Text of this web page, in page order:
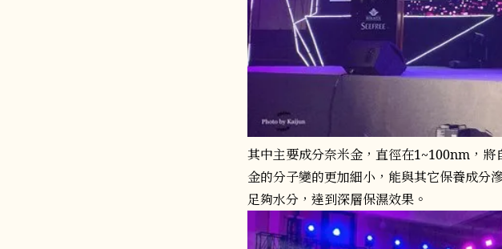
其中主要成分奈米金，直徑在1~100nm，
金的分子變的更加細小，能與其它保養成分
足夠水分，達到深層保濕效果。